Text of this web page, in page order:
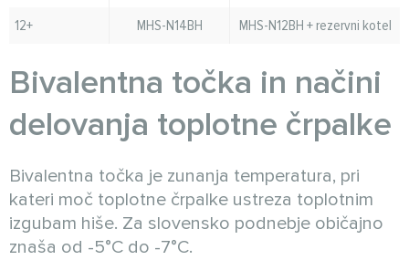
12+
MHS-N14BH MHS-N12BH + rezervni kotel
Bivalentna točka in načini
delovanja toplotne črpalke
Bivalentna točka je zunanja temperatura, pri
kateri moč toplotne črpalke ustreza toplotnim
izgubam hiše. Za slovensko podnebje običajno
znaša od -5°C do -7°C.